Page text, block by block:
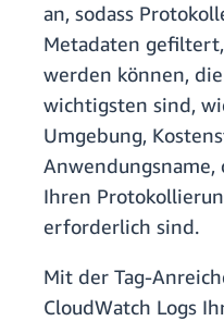
an, sodass
Metadaten
werden können,
wichtigsten sind,
Umgebung,
Anwendungsname,
Ihren
erforderlich sind.
Mit der Tag-
CloudWatch Logs